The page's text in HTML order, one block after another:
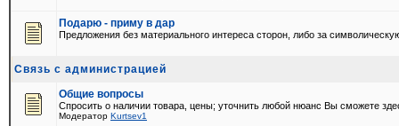
Подарю - приму в дар
Предложения без материального интереса сторон, либо за
Связь с администрацией
Общие вопросы
Спросить о наличии товара, цены; уточнить любой нюанс Вы сможете
Модератор Kurtsev1